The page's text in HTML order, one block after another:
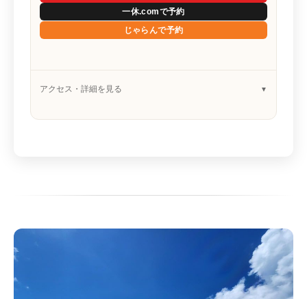
一休.comで予約
じゃらんで予約
アクセス・詳細を見る